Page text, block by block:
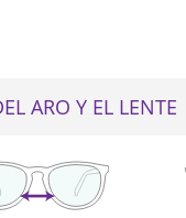
ARO Y EL LENTE